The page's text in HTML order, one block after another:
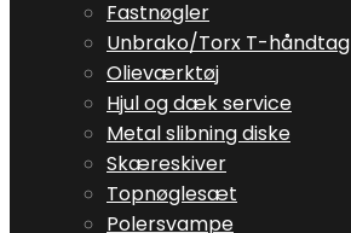
Fastnøgler
Unbrako/Torx T-håndtag
Olieværktøj
Hjul og dæk service
Metal slibning diske
Skæreskiver
Topnøglesæt
Polersvampe